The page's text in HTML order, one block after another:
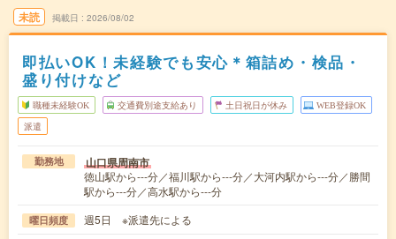
未読 掲載日 2026/08/02
即払いOK！未経験でも安心＊箱詰め・検品・
盛り付けなど
職種未経験OK 交通費別途支給あり 土日祝日が休み WEB登録OK
派遣
勤務地 山口県周南市
徳山駅から---分／福川駅から---分／大河内駅から---分／勝間
駅から---分／高水駅から---分
曜日頻度 週5日 ※派遣先による